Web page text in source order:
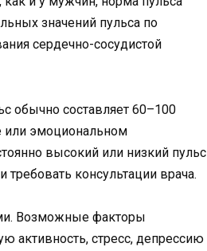
значений пульса по
сердечно-сосудистой
обычно составляет 60–100
или эмоциональном
высокий или низкий пульс
консультации врача.
Возможные факторы
активность, стресс, депрессию